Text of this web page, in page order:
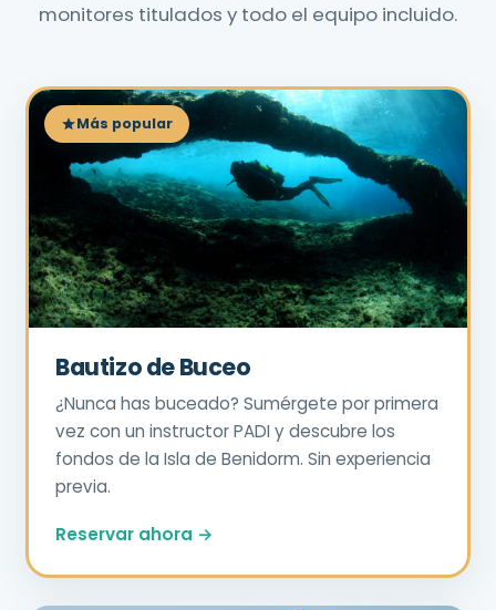
monitores titulados y todo el equipo incluido.
Más popular
Bautizo de Buceo
¿Nunca has buceado? Sumérgete por primera
vez con un instructor PADI y descubre los
fondos de la Isla de Benidorm. Sin experiencia
previa.
Reservar ahora →